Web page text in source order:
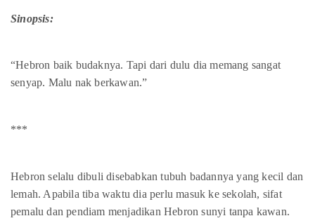
Sinopsis:
“Hebron baik budaknya. Tapi dari dulu dia memang sangat
senyap. Malu nak berkawan.”
***
Hebron selalu dibuli disebabkan tubuh badannya yang kecil dan
lemah. Apabila tiba waktu dia perlu masuk ke sekolah, sifat
pemalu dan pendiam menjadikan Hebron sunyi tanpa kawan.